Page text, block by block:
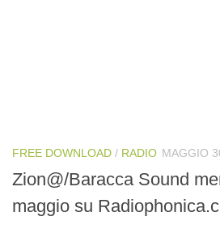
FREE DOWNLOAD / RADIO MAGGIO
Zion@/Baracca Sound
maggio su